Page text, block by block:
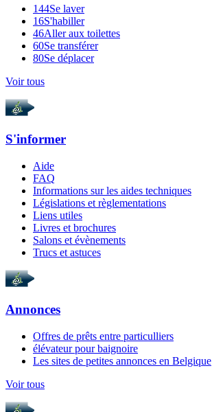
144Se laver
16S'habiller
46Aller aux toilettes
60Se transférer
80Se déplacer
Voir tous
S'informer
Aide
FAQ
Informations sur les aides techniques
Législations et règlementations
Liens utiles
Livres et brochures
Salons et évènements
Trucs et astuces
Annonces
Offres de prêts entre particulliers
élévateur pour baignoire
Les sites de petites annonces en Belgique
Voir tous